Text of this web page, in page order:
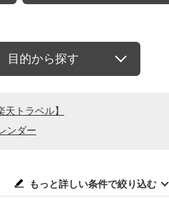
目的から探す
トラベル】
ンダー
もっと詳しい条件で絞り込む